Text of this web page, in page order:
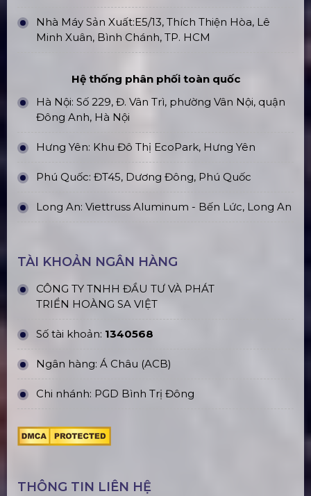
Nhà Máy Sản Xuất:E5/13, Thích Thiện Hòa, Lê
Minh Xuân, Bình Chánh, TP. HCM
Hệ thống phân phối toàn quốc
Hà Nội: Số 229, Đ. Vân Trì, phường Vân Nội, quận
Đông Anh, Hà Nội
Hưng Yên: Khu Đô Thị EcoPark, Hưng Yên
Phú Quốc: ĐT45, Dương Đông, Phú Quốc
Long An: Viettruss Aluminum - Bến Lức, Long An
TÀI KHOẢN NGÂN HÀNG
CÔNG TY TNHH ĐẦU TƯ VÀ PHÁT
TRIỂN HOÀNG SA VIỆT
Số tài khoản: 1340568
Ngân hàng: Á Châu (ACB)
Chi nhánh: PGD Bình Trị Đông
THÔNG TIN LIÊN HỆ